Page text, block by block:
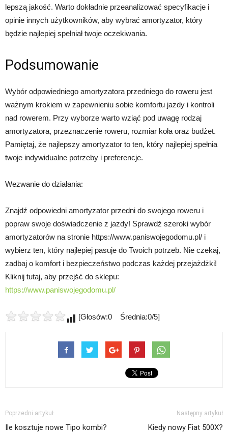
lepszą jakość. Warto dokładnie przeanalizować specyfikacje i
opinie innych użytkowników, aby wybrać amortyzator, który
będzie najlepiej spełniał twoje oczekiwania.
Podsumowanie
Wybór odpowiedniego amortyzatora przedniego do roweru jest
ważnym krokiem w zapewnieniu sobie komfortu jazdy i kontroli
nad rowerem. Przy wyborze warto wziąć pod uwagę rodzaj
amortyzatora, przeznaczenie roweru, rozmiar koła oraz budżet.
Pamiętaj, że najlepszy amortyzator to ten, który najlepiej spełnia
twoje indywidualne potrzeby i preferencje.
Wezwanie do działania:
Znajdź odpowiedni amortyzator przedni do swojego roweru i
popraw swoje doświadczenie z jazdy! Sprawdź szeroki wybór
amortyzatorów na stronie https://www.paniswojegodomu.pl/ i
wybierz ten, który najlepiej pasuje do Twoich potrzeb. Nie czekaj,
zadbaj o komfort i bezpieczeństwo podczas każdej przejażdżki!
Kliknij tutaj, aby przejść do sklepu:
https://www.paniswojegodomu.pl/
[Głosów:0 Średnia:0/5]
Poprzedni artykuł
Ile kosztuje nowe Tipo kombi?
Następny artykuł
Kiedy nowy Fiat 500X?